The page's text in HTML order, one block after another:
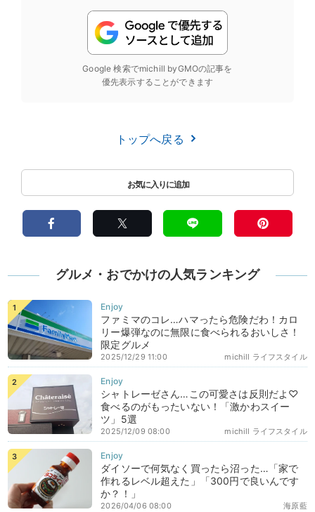
Google 検索でmichill byGMOの記事を
優先表示することができます
トップへ戻る
グルメ・おでかけの人気ランキング
ファミマのコレ…ハマったら危険だわ！カロ
リー爆弾なのに無限に食べられるおいしさ！
限定グルメ
michill ライフスタイル
2025/12/29 11:00
シャトレーゼさん…この可愛さは反則だよ♡
食べるのがもったいない！「激かわスイー
ツ」5選
michill ライフスタイル
2025/12/09 08:00
ダイソーで何気なく買ったら沼った…「家で
作れるレベル超えた」「300円で良いんです
か？！」
海原藍
2026/04/06 08:00